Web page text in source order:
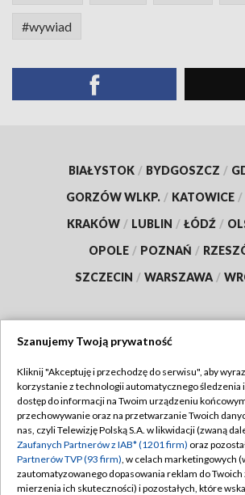
#wywiad
BIAŁYSTOK / BYDGOSZCZ /
GORZÓW WLKP. / KATOWICE /
KRAKÓW / LUBLIN / ŁÓDŹ /
OPOLE / POZNAŃ /
SZCZECIN / WARSZAWA /
TVP
Abonament TVP
Emisja w TVP
Centrum informacji TVP
Regulamin TVP
Polityka prywatności
Moje zgody
Szanujemy Twoją prywatność
Kliknij "Akceptuję i przechodzę do serwisu", aby
korzystanie z technologii automatycznego śledzenia
dostęp do informacji na Twoim urządzeniu
przechowywanie oraz na przetwarzanie Twoich
nas, czyli Telewizję Polską S.A. w likwidacji (zwaną
Zaufanych Partnerów z IAB* (1201 firm) oraz
Partnerów TVP (93 firm), w celach marketingowych
zautomatyzowanego dopasowania reklam do
mierzenia ich skuteczności) i pozostałych, które